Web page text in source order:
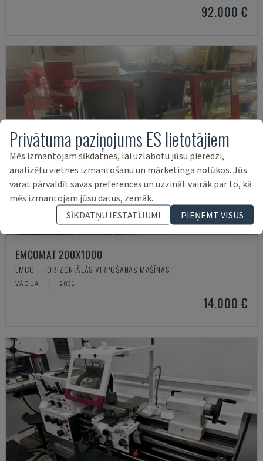
92.000 €
EMCOMAT 200X1000
EMCO - HORIZONTĀLĀS VIRPOŠANAS MAŠĪNAS
VĀCIJA 2001
14.000 €
Privātuma paziņojums ES lietotājiem
Mēs izmantojam sīkdatnes, lai uzlabotu jūsu pieredzi,
analizētu vietnes izmantošanu un mārketinga nolūkos. Jūs
varat pārvaldīt savas preferences un uzzināt vairāk par to, kā
mēs izmantojam jūsu datus, zemāk.
SĪKDATŅU IESTATĪJUMI
PIEŅEMT VISUS